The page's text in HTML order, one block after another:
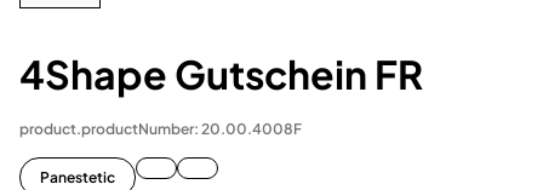
4Shape Gutschein FR
product.productNumber: 20.00.4008F
Panestetic